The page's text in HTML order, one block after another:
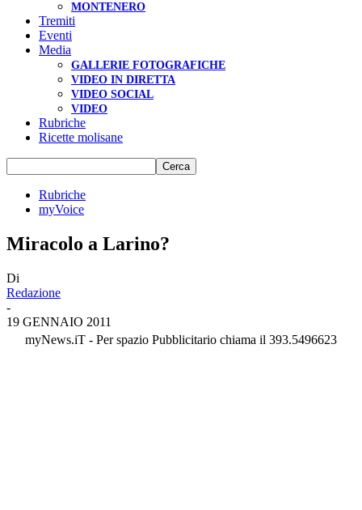
MONTENERO
Tremiti
Eventi
Media
GALLERIE FOTOGRAFICHE
VIDEO IN DIRETTA
VIDEO SOCIAL
VIDEO
Rubriche
Ricette molisane
Rubriche
myVoice
Miracolo a Larino?
Di
Redazione
-
19 GENNAIO 2011
myNews.iT - Per spazio Pubblicitario chiama il 393.5496623